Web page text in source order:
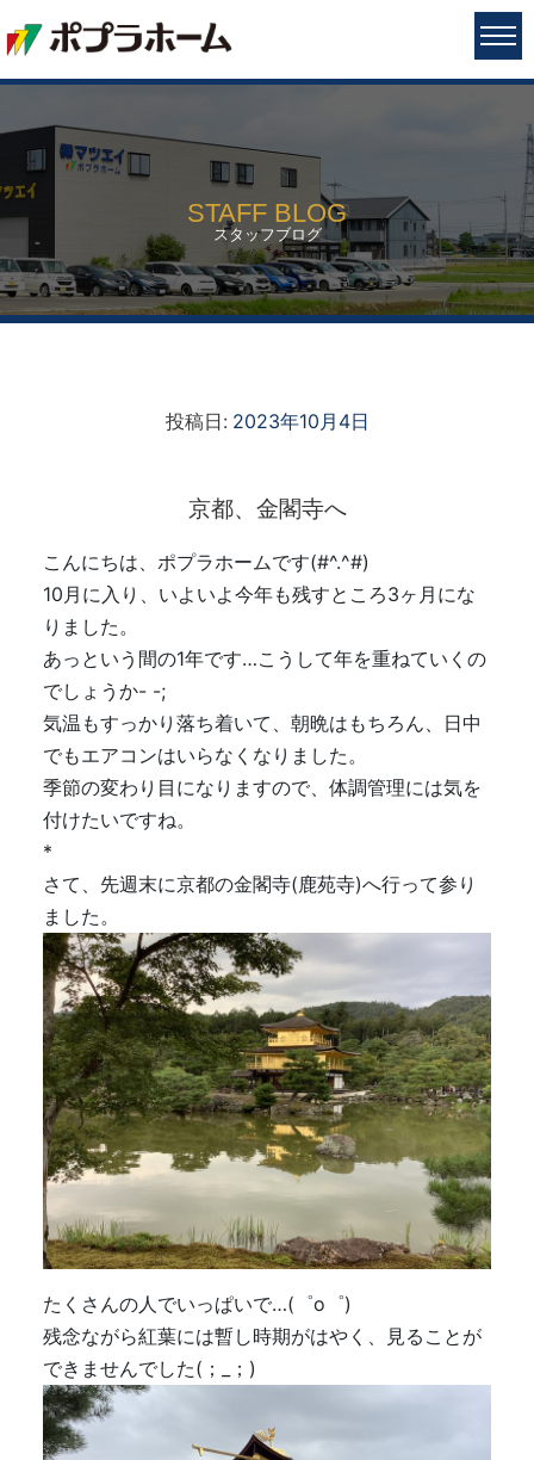
STAFF BLOG
スタッフブログ
投稿日: 2023年10月4日
京都、金閣寺へ
こんにちは、ポプラホームです(#^.^#)
10月に入り、いよいよ今年も残すところ3ヶ月にな
りました。
あっという間の1年です…こうして年を重ねていくの
でしょうか- -;
気温もすっかり落ち着いて、朝晩はもちろん、日中
でもエアコンはいらなくなりました。
季節の変わり目になりますので、体調管理には気を
付けたいですね。
*
さて、先週末に京都の金閣寺(鹿苑寺)へ行って参り
ました。
たくさんの人でいっぱいで…(゜o゜)
残念ながら紅葉には暫し時期がはやく、見ることが
できませんでした(；_；)